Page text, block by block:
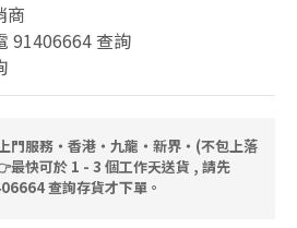
商
91406664 查詢
上門服務‧香港‧九龍‧新界‧(不包上落
最快可於 1 - 3 個工作天送貨 , 請先
查詢存貨才下單。